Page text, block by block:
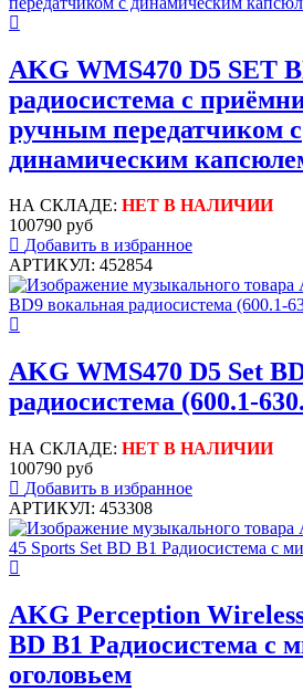
AKG WMS470 D5 SET
радиосистема с
ручным передатчиком с
динамическим
НА СКЛАДЕ: НЕТ В НАЛИЧИИ
100790 руб
Добавить в избранное
АРТИКУЛ: 452854
AKG WMS470 D5 Set
радиосистема (600.1-
НА СКЛАДЕ: НЕТ В НАЛИЧИИ
100790 руб
Добавить в избранное
АРТИКУЛ: 453308
AKG Perception
BD B1 Радиосистема с
оголовьем